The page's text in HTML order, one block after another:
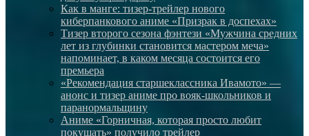
Как в манге: тизер-трейлер нового
киберпанкового аниме «Призрак в доспехах»
Тизер второго сезона фэнтези «Мужчина средних
лет из глубинки становится мастером меча»
напоминает, в каком месяца состоится его
премьера
«Рекомендация старшеклассника Ивамото» —
анонс и тизер аниме про вояк-школьников и
паранормальщину
Аниме «Горничная, которая просто любит
покушать» получило трейлер